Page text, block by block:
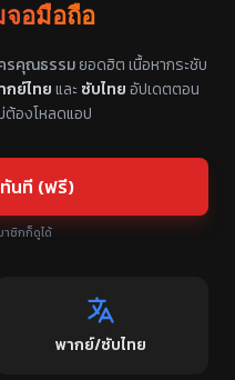
จอมือถือ
รคุณธรรมยอดฮิต เนื้อหากระชับ
กย์ไทยและ ซับไทยอัปเดตตอน
ต้องโหลดแอป
นที (ฟรี)
าชิกก็ดูได้
พากย์/ซับไทย